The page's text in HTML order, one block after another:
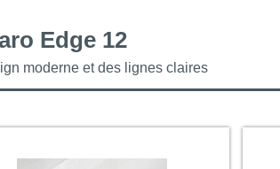
Edge 12
moderne et des lignes claires